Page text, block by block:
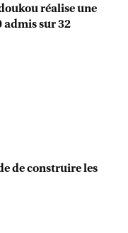
réalise une
admis sur 32
de construire les